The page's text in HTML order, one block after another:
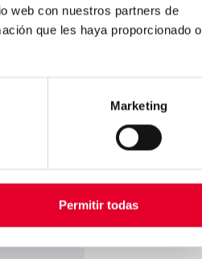
web con nuestros partners de
que les haya proporcionado o
Marketing
Permitir todas
de la
de